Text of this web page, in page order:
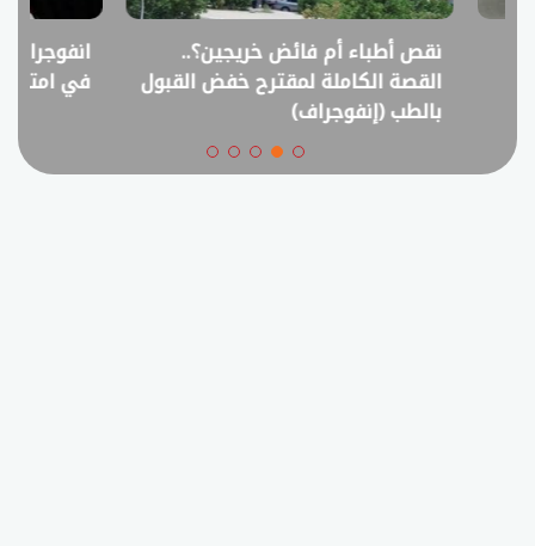
نقص أطباء أم فائض خريجين؟..
القصة الكاملة لمقترح خفض القبول
بالطب (إنفوجراف)
انفوجراف..
في امتحانات